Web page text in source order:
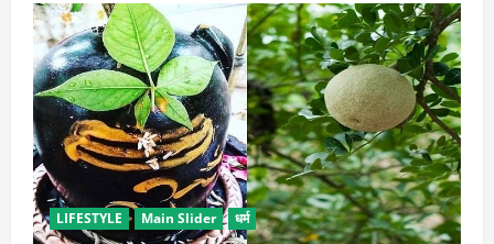
LIFESTYLE Main Slider धर्म